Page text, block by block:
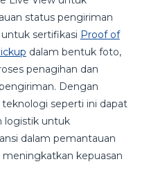
status pengiriman
untuk sertifikasi Proof of
dalam bentuk foto,
penagihan dan
Dengan
seperti ini dapat
logistik untuk
dalam pemantauan
kepuasan